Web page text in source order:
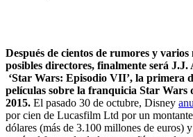
Después de cientos de rumores y
posibles directores, finalmente será
‘Star Wars: Episodio VII’, la primera
películas sobre la franquicia Star Wars
2015. El pasado 30 de octubre, Disney
por cien de Lucasfilm Ltd por un
dólares (más de 3.100 millones de euros)